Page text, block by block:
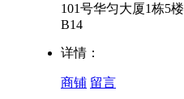
101号华匀大厦1栋5楼
B14
详情：
商铺 留言